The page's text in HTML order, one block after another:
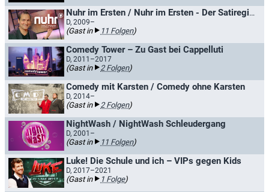
Nuhr im Ersten / Nuhr im Ersten - Der Satiregipfel
D, 2009–
(Gast in 11 Folgen)
Comedy Tower – Zu Gast bei Cappelluti
D, 2011–2017
(Gast in 2 Folgen)
Comedy mit Karsten / Comedy ohne Karsten
D, 2014–
(Gast in 2 Folgen)
NightWash / NightWash Schleudergang
D, 2001–
(Gast in 11 Folgen)
Luke! Die Schule und ich – VIPs gegen Kids
D, 2017–2021
(Gast in 1 Folge)